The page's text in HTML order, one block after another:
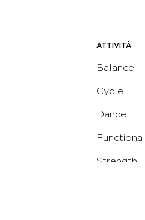
ATTIVITÀ
Balance
Cycle
Dance
Functional
Strength